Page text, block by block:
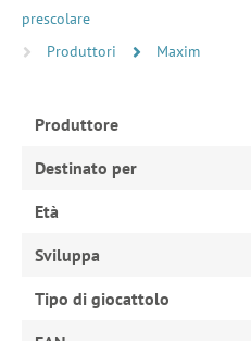
prescolare
Produttori
Maxim
Produttore
Destinato per
Età
Sviluppa
Tipo di giocattolo